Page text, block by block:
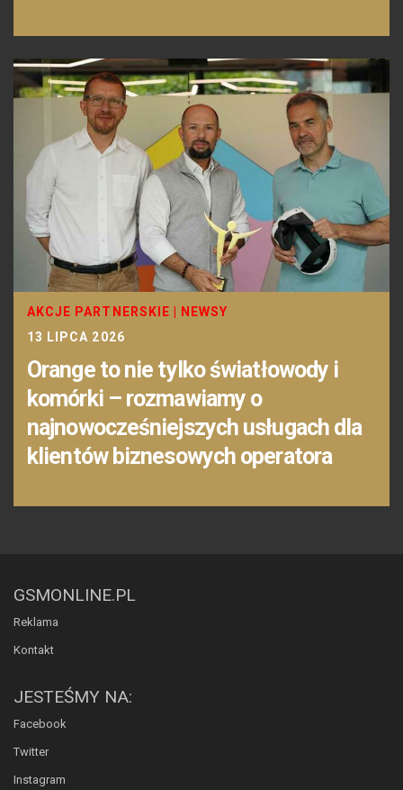
AKCJE PARTNERSKIE
NEWSY
13 LIPCA 2026
Orange to nie tylko światłowody i
komórki – rozmawiamy o
najnowocześniejszych usługach dla
klientów biznesowych operatora
GSMONLINE.PL
Reklama
Kontakt
JESTEŚMY NA:
Facebook
Twitter
Instagram